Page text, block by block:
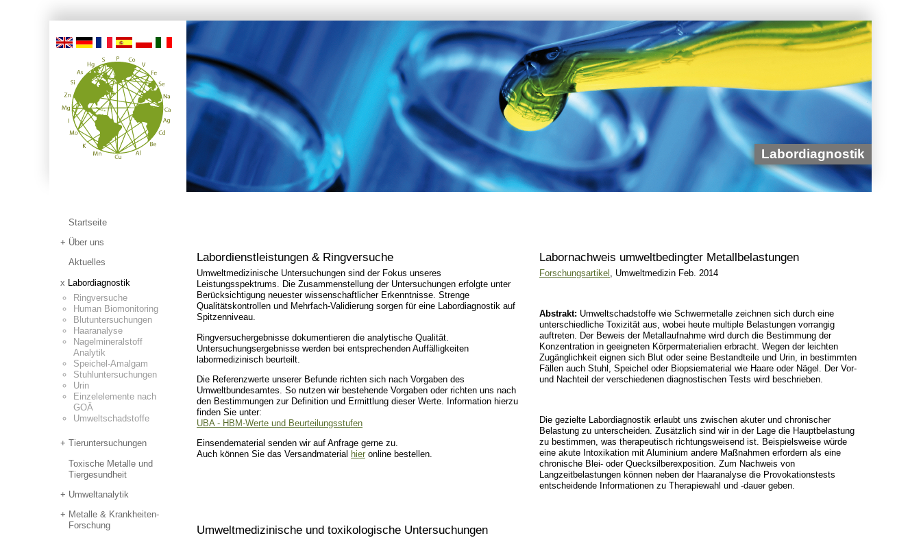
Labordiagnostik
Startseite
Über uns
Aktuelles
Labordiagnostik
Ringversuche
Human Biomonitoring
Blut­untersuchungen
Haaranalyse
Nagelmineral­stoff
Analytik
Speichel-Amalgam
Stuhluntersuchungen
Urin
Einzelelemente nach
GOÄ
Umwelt­schadstoffe
Tieruntersuchungen
Toxische Metalle und
Tiergesundheit
Umweltanalytik
Metalle & Krankheiten-
Forschung
Labordienstleistungen & Ringversuche
Umweltmedizinische Untersuchungen sind der Fokus unseres
Leistungsspektrums. Die Zusammenstellung der Untersuchungen erfolgte unter
Berücksichtigung neuester wissenschaftlicher Erkenntnisse. Strenge
Qualitätskontrollen und Mehrfach-Validierung sorgen für eine Labordiagnostik auf
Spitzenniveau.
Ringversuchergebnisse dokumentieren die analytische Qualität.
Untersuchungsergebnisse werden bei entsprechenden Auffälligkeiten
labormedizinisch beurteilt.
Die Referenzwerte unserer Befunde richten sich nach Vorgaben des
Umweltbundesamtes. So nutzen wir bestehende Vorgaben oder richten uns nach
den Bestimmungen zur Definition und Ermittlung dieser Werte. Information hierzu
finden Sie unter:
UBA - HBM-Werte und Beurteilungsstufen
Einsendematerial senden wir auf Anfrage gerne zu.
Auch können Sie das Versandmaterial hier online bestellen.
Umweltmedizinische und toxikologische Untersuchungen
Labornachweis umweltbedingter Metallbelastungen
Forschungsartikel , Umweltmedizin Feb. 2014
Abstrakt: Umweltschadstoffe wie Schwermetalle zeichnen sich durch eine
unterschiedliche Toxizität aus, wobei heute multiple Belastungen vorrangig
auftreten. Der Beweis der Metallaufnahme wird durch die Bestimmung der
Konzentration in geeigneten Körpermaterialien erbracht. Wegen der leichten
Zugänglichkeit eignen sich Blut oder seine Bestandteile und Urin, in bestimmten
Fällen auch Stuhl, Speichel oder Biopsiematerial wie Haare oder Nägel. Der Vor-
und Nachteil der verschiedenen diagnostischen Tests wird beschrieben.
Die gezielte Labordiagnostik erlaubt uns zwischen akuter und chronischer
Belastung zu unterscheiden. Zusätzlich sind wir in der Lage die Hauptbelastung
zu bestimmen, was therapeutisch richtungsweisend ist. Beispielsweise würde
eine akute Intoxikation mit Aluminium andere Maßnahmen erfordern als eine
chronische Blei- oder Quecksilberexposition. Zum Nachweis von
Langzeitbelastungen können neben der Haaranalyse die Provokationstests
entscheidende Informationen zu Therapiewahl und -dauer geben.